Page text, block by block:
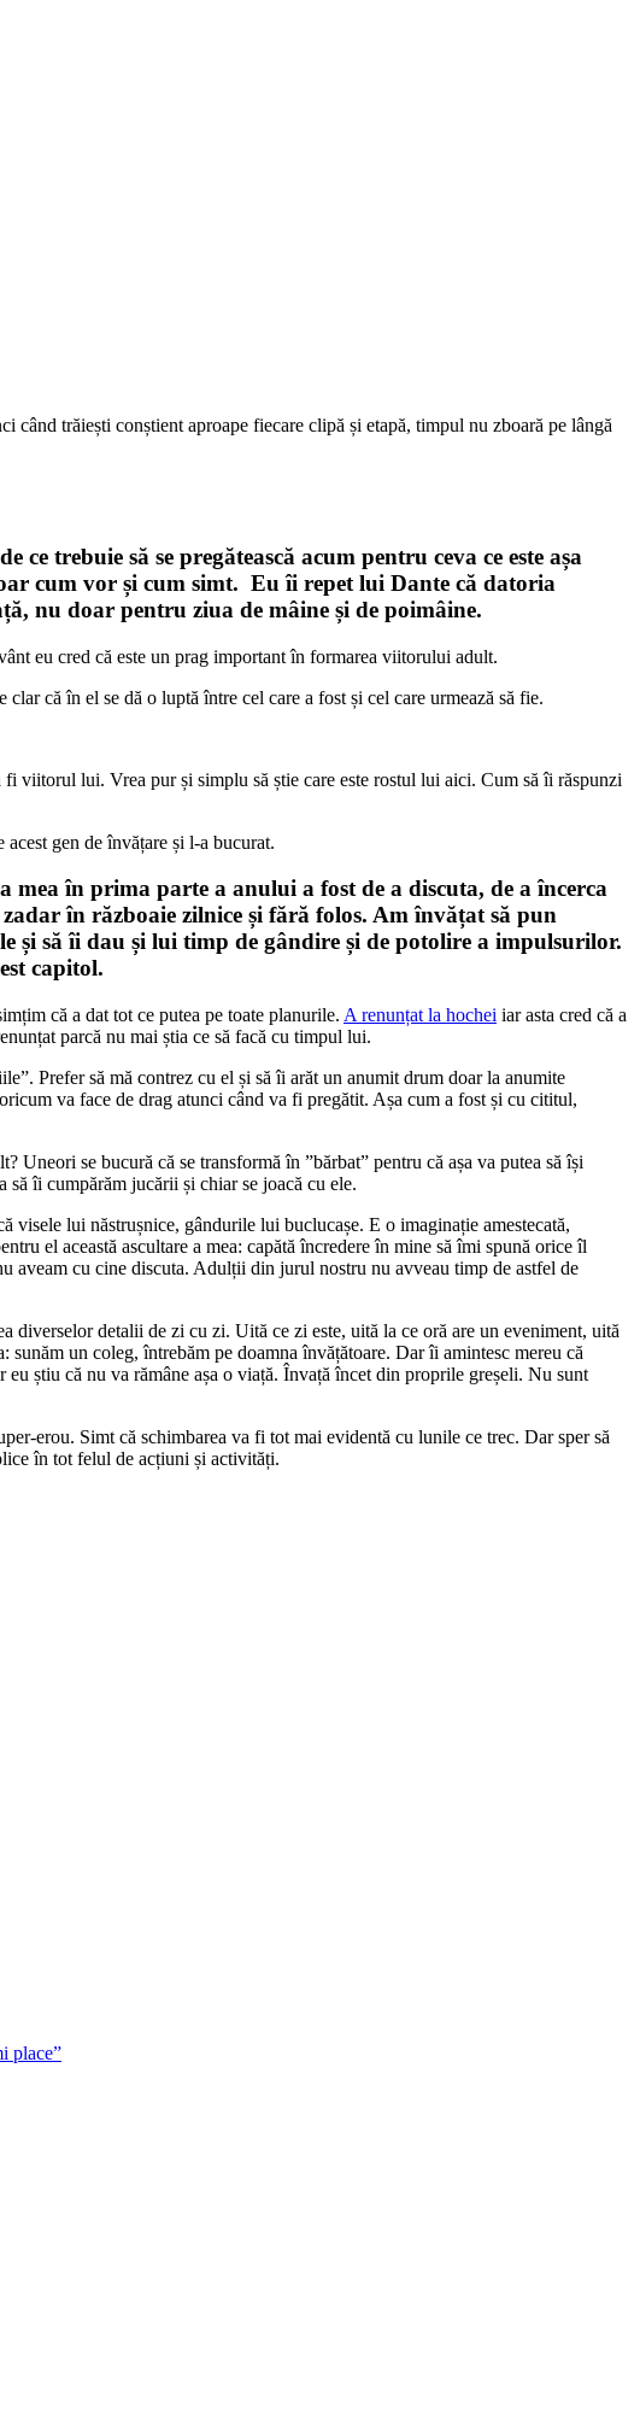
când trăiești conștient aproape fiecare clipă și etapă, timpul nu zboară pe lângă
trebuie să se pregătească acum pentru ceva ce este așa
cum vor și cum simt. Eu îi repet lui Dante că datoria
nu doar pentru ziua de mâine și de poimâine.
eu cred că este un prag important în formarea viitorului adult.
că în el se dă o luptă între cel care a fost și cel care urmează să fie.
viitorul lui. Vrea pur și simplu să știe care este rostul lui aici. Cum să îi răspunzi
gen de învățare și l-a bucurat.
mea în prima parte a anului a fost de a discuta, de a încerca
în războaie zilnice și fără folos. Am învățat să pun
și să îi dau și lui timp de gândire și de potolire a impulsurilor.
capitol.
că a dat tot ce putea pe toate planurile. A renunțat la hochei iar asta cred că a
parcă nu mai știa ce să facă cu timpul lui.
Prefer să mă contrez cu el și să îi arăt un anumit drum doar la anumite
va face de drag atunci când va fi pregătit. Așa cum a fost și cu cititul,
se bucură că se transformă în ”bărbat” pentru că așa va putea să își
îi cumpărăm jucării și chiar se joacă cu ele.
visele lui năstrușnice, gândurile lui buclucașe. E o imaginație amestecată,
el această ascultare a mea: capătă încredere în mine să îmi spună orice îl
aveam cu cine discuta. Adulții din jurul nostru nu avveau timp de astfel de
diverselor detalii de zi cu zi. Uită ce zi este, uită la ce oră are un eveniment, uită
sunăm un coleg, întrebăm pe doamna învățătoare. Dar îi amintesc mereu că
știu că nu va rămâne așa o viață. Învață încet din proprile greșeli. Nu sunt
erou. Simt că schimbarea va fi tot mai evidentă cu lunile ce trec. Dar sper să
în tot felul de acțiuni și activități.
place”